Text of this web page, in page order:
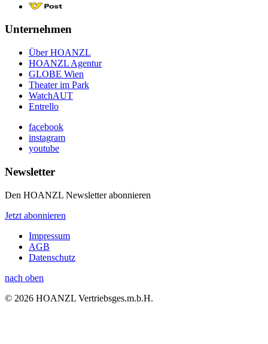
Unternehmen
Über HOANZL
HOANZL Agentur
GLOBE Wien
Theater im Park
WatchAUT
Entrello
facebook
instagram
youtube
Newsletter
Den HOANZL Newsletter abonnieren
Jetzt abonnieren
Impressum
AGB
Datenschutz
nach oben
© 2026 HOANZL Vertriebsges.m.b.H.